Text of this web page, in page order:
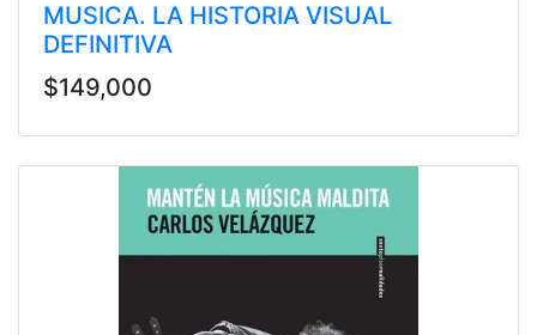
MUSICA. LA HISTORIA VISUAL
DEFINITIVA
$149,000